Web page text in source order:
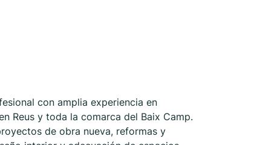
con amplia experiencia en
Reus y toda la comarca del Baix Camp.
de obra nueva, reformas y